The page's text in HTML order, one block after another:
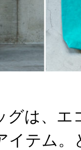
グは、エ
イテム